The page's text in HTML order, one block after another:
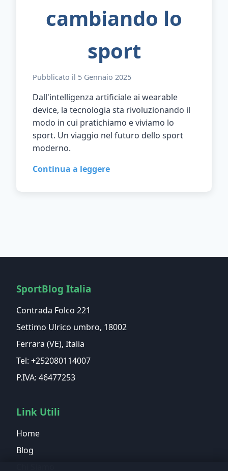
cambiando lo
sport
Pubblicato il 5 Gennaio 2025
Dall'intelligenza artificiale ai wearable
device, la tecnologia sta rivoluzionando il
modo in cui pratichiamo e viviamo lo
sport. Un viaggio nel futuro dello sport
moderno.
Continua a leggere
SportBlog Italia
Contrada Folco 221
Settimo Ulrico umbro, 18002
Ferrara (VE), Italia
Tel: +252080114007
P.IVA: 46477253
Link Utili
Home
Blog